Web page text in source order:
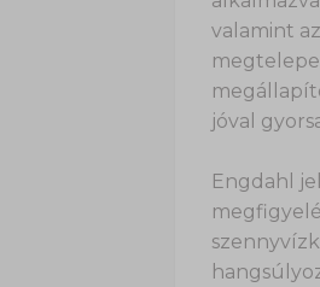
valamint
jóval
Engdahl